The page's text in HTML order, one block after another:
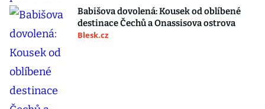
Babišova dovolená: Kousek od oblíbené
destinace Čechů a Onassisova ostrova
Blesk.cz